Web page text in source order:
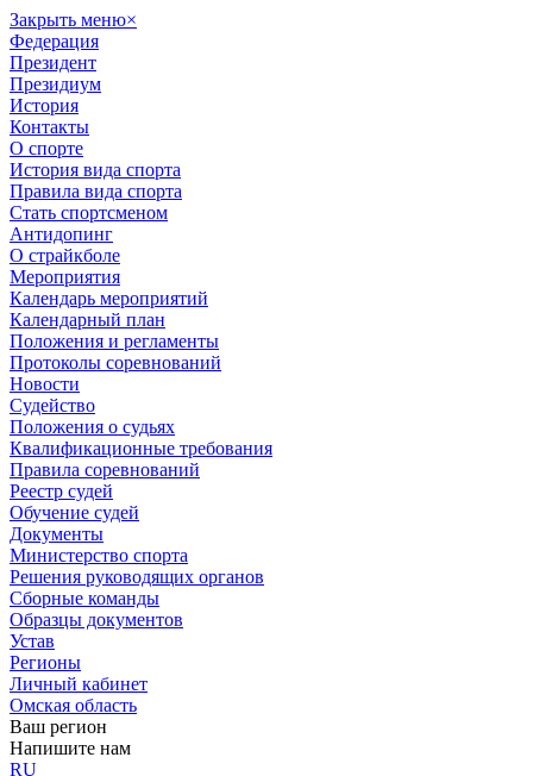
Закрыть меню×
Федерация
Президент
Президиум
История
Контакты
О спорте
История вида спорта
Правила вида спорта
Стать спортсменом
Антидопинг
О страйкболе
Мероприятия
Календарь мероприятий
Календарный план
Положения и регламенты
Протоколы соревнований
Новости
Судейство
Положения о судьях
Квалификационные требования
Правила соревнований
Реестр судей
Обучение судей
Документы
Министерство спорта
Решения руководящих органов
Сборные команды
Образцы документов
Устав
Регионы
Личный кабинет
Омская область
Ваш регион
Напишите нам
RU